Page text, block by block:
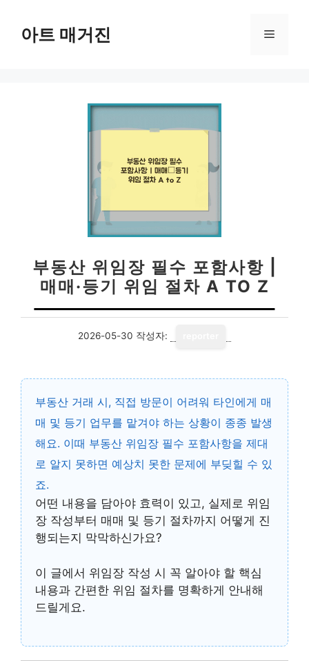
아트 매거진 메
부동산 위임장 필수 포함사항 |
매매·등기 위임 절차 A TO Z
2026-05-30 작성자:
부동산 거래 시, 직접 방문이 어려워 타인에게 매
매 및 등기 업무를 맡겨야 하는 상황이 종종 발생
해요. 이때 부동산 위임장 필수 포함사항을 제대
로 알지 못하면 예상치 못한 문제에 부딪힐 수 있
죠.
어떤 내용을 담아야 효력이 있고, 실제로 위임
장 작성부터 매매 및 등기 절차까지 어떻게 진
행되는지 막막하신가요?
이 글에서 위임장 작성 시 꼭 알아야 할 핵심
내용과 간편한 위임 절차를 명확하게 안내해
드릴게요.